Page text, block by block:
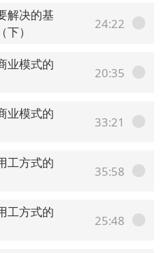
解决的基
）
24:22
业模式的
20:35
业模式的
33:21
工方式的
35:58
工方式的
25:48